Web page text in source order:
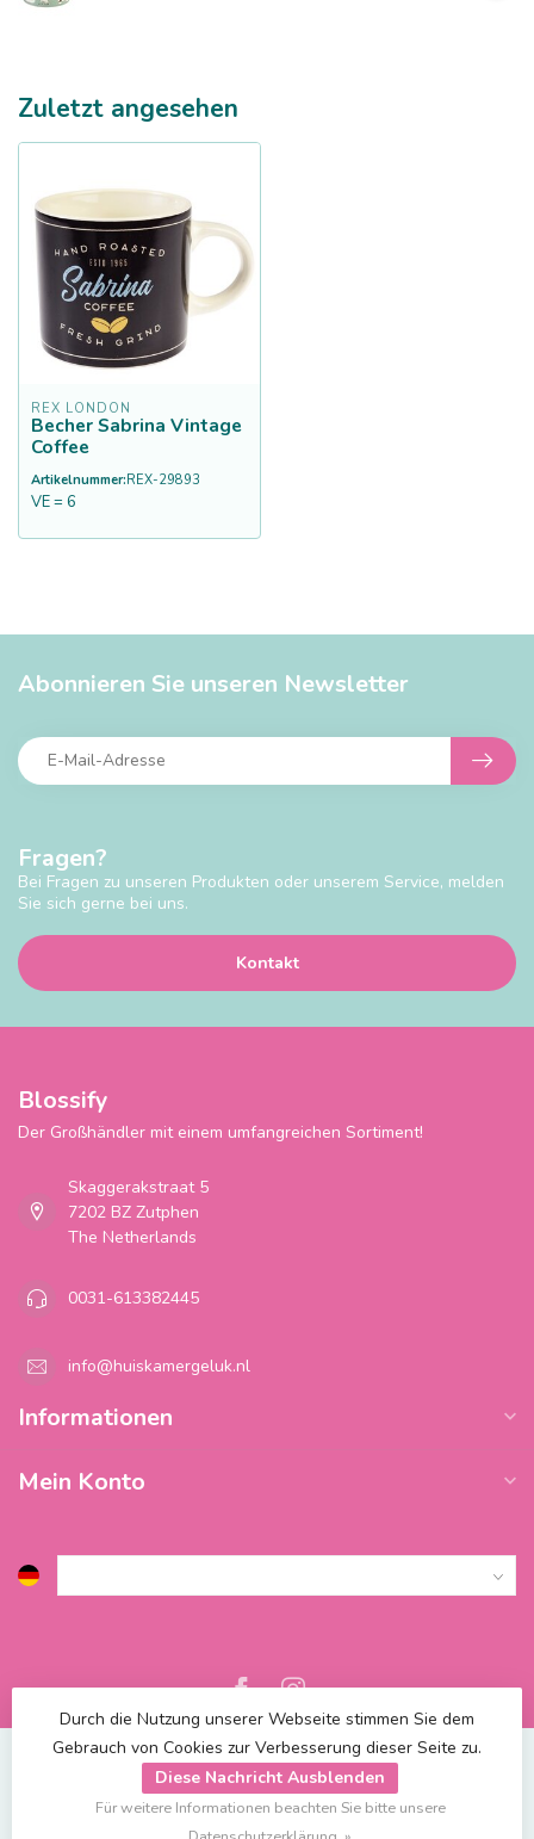
Zuletzt angesehen
REX LONDON
Becher Sabrina Vintage
Coffee
Artikelnummer:REX-29893
VE = 6
Fragen?
Bei Fragen zu unseren Produkten oder unserem Service, melden
Sie sich gerne bei uns.
Kontakt
Abonnieren Sie unseren Newsletter
Blossify
Der Großhändler mit einem umfangreichen Sortiment!
Skaggerakstraat 5
7202 BZ Zutphen
The Netherlands
0031-613382445
info@huiskamergeluk.nl
Informationen
Mein Konto
© Copyright 2026 Blossify| Powered by
Durch die Nutzung unserer Webseite stimmen Sie dem
Gebrauch von Cookies zur Verbesserung dieser Seite zu.
Diese Nachricht Ausblenden
Für weitere Informationen beachten Sie bitte unsere